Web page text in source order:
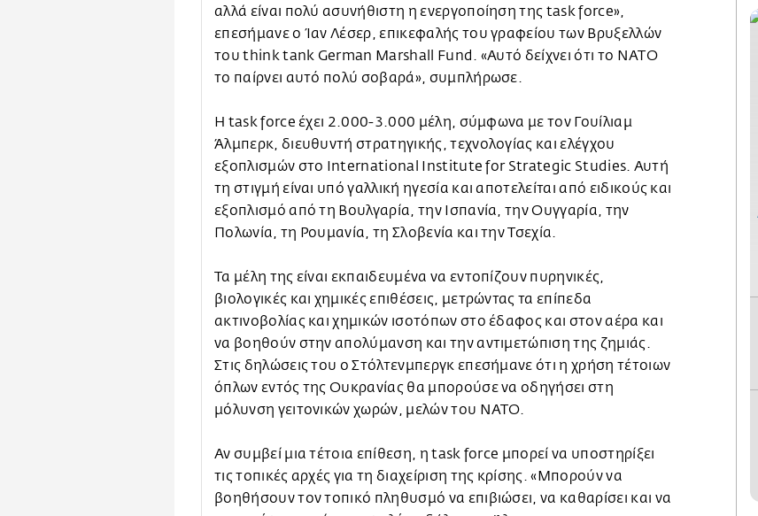
αλλά είναι πολύ ασυνήθιστη η ενεργοποίηση της task force»,
επεσήμανε ο Ίαν Λέσερ, επικεφαλής του γραφείου των Βρυξελλών
του think tank German Marshall Fund. «Αυτό δείχνει ότι το ΝΑΤΟ
το παίρνει αυτό πολύ σοβαρά», συμπλήρωσε.
Η task force έχει 2.000-3.000 μέλη, σύμφωνα με τον Γουίλιαμ
Άλμπερκ, διευθυντή στρατηγικής, τεχνολογίας και ελέγχου
εξοπλισμών στο International Institute for Strategic Studies. Αυτή
τη στιγμή είναι υπό γαλλική ηγεσία και αποτελείται από ειδικούς και
εξοπλισμό από τη Βουλγαρία, την Ισπανία, την Ουγγαρία, την
Πολωνία, τη Ρουμανία, τη Σλοβενία και την Τσεχία.
Τα μέλη της είναι εκπαιδευμένα να εντοπίζουν πυρηνικές,
βιολογικές και χημικές επιθέσεις, μετρώντας τα επίπεδα
ακτινοβολίας και χημικών ισοτόπων στο έδαφος και στον αέρα και
να βοηθούν στην απολύμανση και την αντιμετώπιση της ζημιάς.
Στις δηλώσεις του ο Στόλτενμπεργκ επεσήμανε ότι η χρήση τέτοιων
όπλων εντός της Ουκρανίας θα μπορούσε να οδηγήσει στη
μόλυνση γειτονικών χωρών, μελών του ΝΑΤΟ.
Αν συμβεί μια τέτοια επίθεση, η task force μπορεί να υποστηρίξει
τις τοπικές αρχές για τη διαχείριση της κρίσης. «Μπορούν να
βοηθήσουν τον τοπικό πληθυσμό να επιβιώσει, να καθαρίσει και να